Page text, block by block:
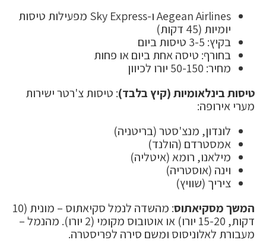
Aegean Airlines ו-Sky Express מפעילות טיסות
יומיות (45 דקות)
בקיץ: 3-5 טיסות ביום
בחורף: טיסה אחת ביום או פחות
מחיר: 50-150 יורו לכיוון
טיסות בינלאומיות (קיץ בלבד): טיסות צ'רטר ישירות
מערי אירופה:
לונדון, מנצ'סטר (בריטניה)
אמסטרדם (הולנד)
מילאנו, רומא (איטליה)
וינה (אוסטריה)
ציריך (שוויץ)
המשך מסקיאתוס
: מהשדה לנמל סקיאתוס – מונית (10
דקות, 15-20 יורו) או אוטובוס מקומי (2 יורו). מהנמל –
מעבורת לאלוניסוס ומשם סירה לפריסטרה.